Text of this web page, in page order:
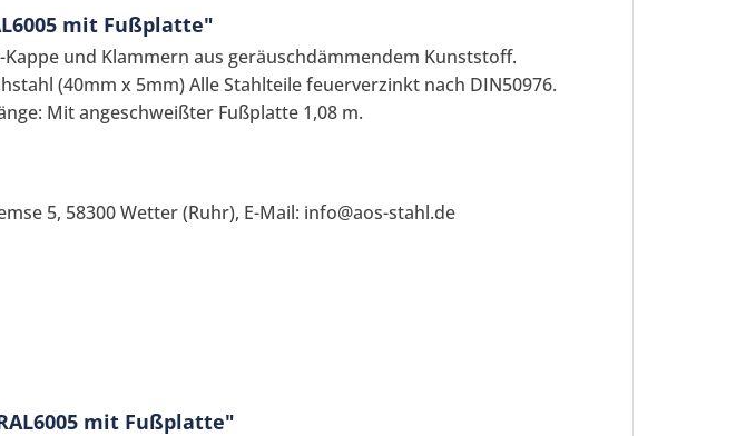
und stimme zu. *
mit Fußplatte"
und Klammern aus geräuschdämmendem Kunststoff.
(40mm x 5mm) Alle Stahlteile feuerverzinkt nach DIN50976.
Mit angeschweißter Fußplatte 1,08 m.
5, 58300 Wetter (Ruhr), E-Mail: info@aos-stahl.de
mit Fußplatte"